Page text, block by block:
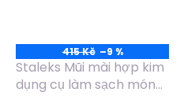
415 Kč –9 %
Staleks Mũi mài hợp kim
dụng cụ làm sạch móng